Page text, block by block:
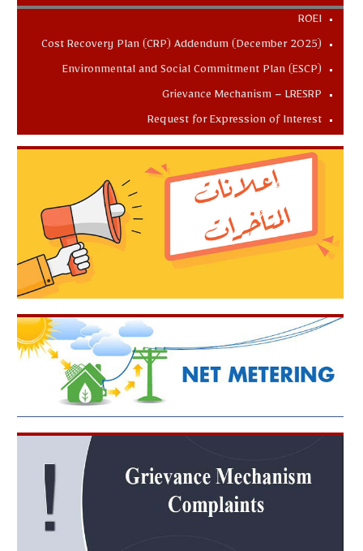
ROEI
Cost Recovery Plan (CRP) Addendum (December 2025)
Environmental and Social Commitment Plan (ESCP)
Grievance Mechanism – LRESRP
Request for Expression of Interest